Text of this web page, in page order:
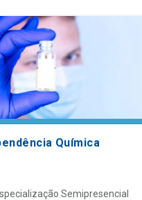
Química
Semipresencial